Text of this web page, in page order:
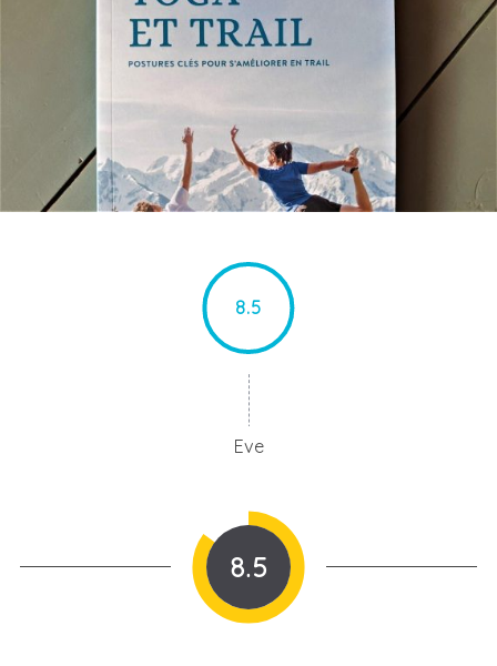
8.5
Eve
8.5